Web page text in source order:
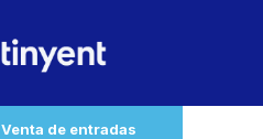
Venta de entradas